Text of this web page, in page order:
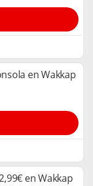
en Wakkap
en Wakkap